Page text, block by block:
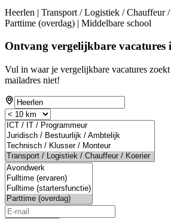
Heerlen | Transport / Logistiek / Chauffeur
Parttime (overdag) | Middelbare school
Ontvang vergelijkbare vacatures
Vul in waar je vergelijkbare vacatures
mailadres niet!